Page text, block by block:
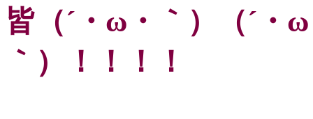
皆（´・ω・｀）（´・
｀）！！！！